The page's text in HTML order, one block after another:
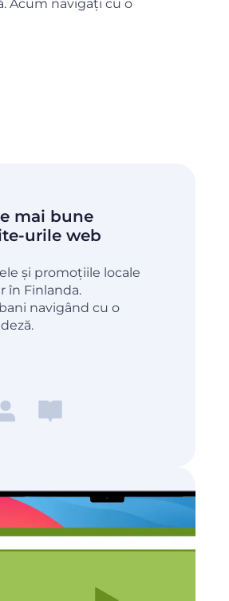
Acum navigați cu o
mai bune
urile web
și promoțiile locale
în Finlanda.
navigând cu o